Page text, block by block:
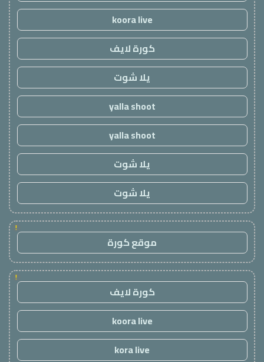
koora live
كورة لايف
يلا شوت
yalla shoot
yalla shoot
يلا شوت
يلا شوت
!
موقع كورة
!
كورة لايف
koora live
kora live